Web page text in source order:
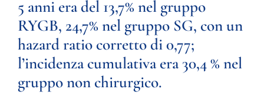
5 anni era del 13,7% nel gruppo
RYGB, 24,7% nel gruppo SG, con un
hazard ratio corretto di 0,77;
l’incidenza cumulativa era 30,4 % nel
gruppo non chirurgico.